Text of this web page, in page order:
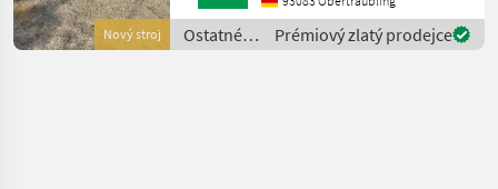
Nový stroj
Ihnen Herr Anetseder Tel.
0151/16104804
Ostatné
traktorové
Prémiový zlatý prodejce